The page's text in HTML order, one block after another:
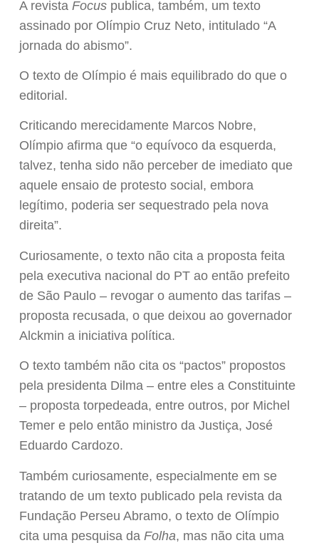
A revista Focuspublica, também, um texto
assinado por Olímpio Cruz Neto, intitulado “A
jornada do abismo”.
O texto de Olímpio é mais equilibrado do que o
editorial.
Criticando merecidamente Marcos Nobre,
Olímpio afirma que “o equívoco da esquerda,
talvez, tenha sido não perceber de imediato que
aquele ensaio de protesto social, embora
legítimo, poderia ser sequestrado pela nova
direita”.
Curiosamente, o texto não cita a proposta feita
pela executiva nacional do PT ao então prefeito
de São Paulo – revogar o aumento das tarifas –
proposta recusada, o que deixou ao governador
Alckmin a iniciativa política.
O texto também não cita os “pactos” propostos
pela presidenta Dilma – entre eles a Constituinte
– proposta torpedeada, entre outros, por Michel
Temer e pelo então ministro da Justiça, José
Eduardo Cardozo.
Também curiosamente, especialmente em se
tratando de um texto publicado pela revista da
Fundação Perseu Abramo, o texto de Olímpio
cita uma pesquisa da Folha, mas não cita uma